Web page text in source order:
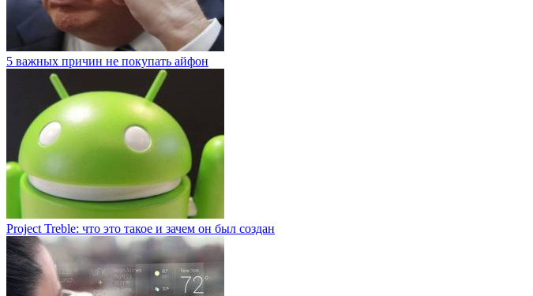
5 важных причин не покупать айфон
Project Treble: что это такое и зачем он был создан